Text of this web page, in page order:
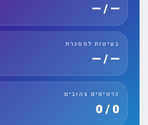
— / —
בעיטות למסגרת
— / —
כרטיסים צהובים